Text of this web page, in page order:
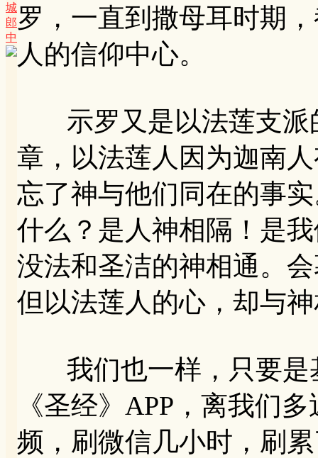
城
郎
中
罗，一直到撒母耳时期
人的信仰中心。
示罗又是以法莲支派
章，以法莲人因为迦南
忘了神与他们同在的事
什么？是人神相隔！是
没法和圣洁的神相通。
但以法莲人的心，却与
我们也一样，只要是
《圣经》APP，离我们
频，刷微信几小时，刷